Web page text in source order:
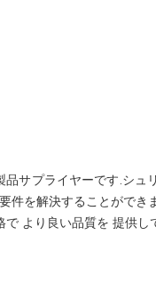
サプライヤーです.シュ
件を解決することができ
より良い品質を 提供